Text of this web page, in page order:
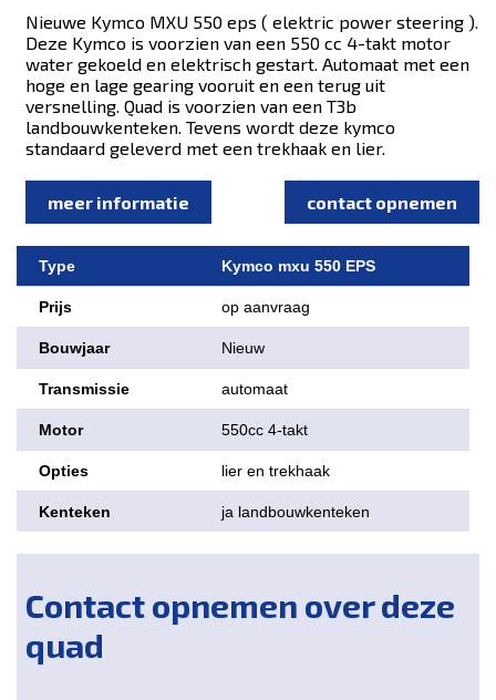
Nieuwe Kymco MXU 550 eps ( elektric power steering ).
Deze Kymco is voorzien van een 550 cc 4-takt motor
water gekoeld en elektrisch gestart. Automaat met een
hoge en lage gearing vooruit en een terug uit
versnelling. Quad is voorzien van een T3b
landbouwkenteken. Tevens wordt deze kymco
standaard geleverd met een trekhaak en lier.
meer informatie contact opnemen
Type Kymco mxu 550 EPS
Prijs op aanvraag
Bouwjaar Nieuw
Transmissie automaat
Motor 550cc 4-takt
Opties lier en trekhaak
Kenteken ja landbouwkenteken
Contact opnemen over deze
quad